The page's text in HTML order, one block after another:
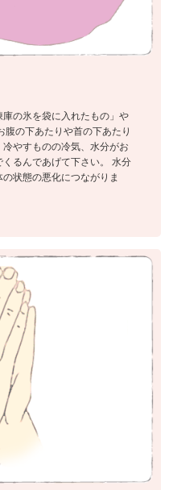
の氷を袋に入れたもの」や
腹の下あたりや首の下あたり
やすものの冷気、水分がお
るんであげて下さい。 水分
状態の悪化につながりま